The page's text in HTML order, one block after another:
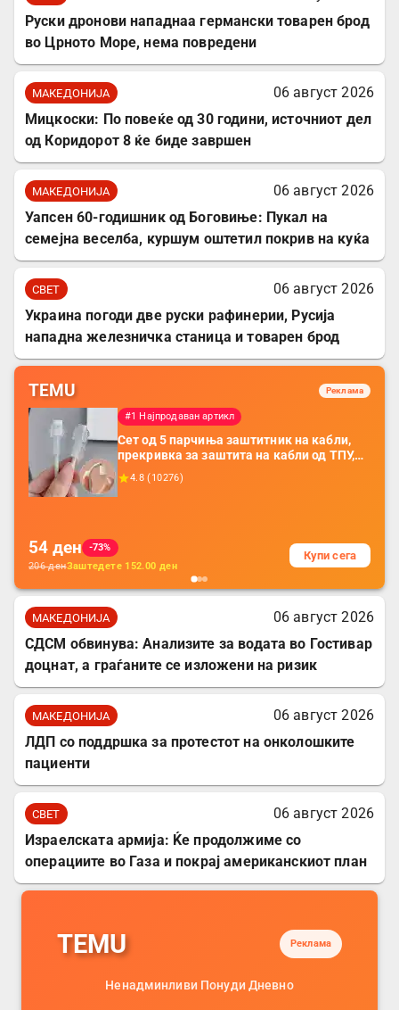
Руски дронови нападнаа германски товарен брод
во Црното Море, нема повредени
МАКЕДОНИЈА
06 август 2026
Мицкоски: По повеќе од 30 години, источниот дел
од Коридорот 8 ќе биде завршен
МАКЕДОНИЈА
06 август 2026
Уапсен 60-годишник од Боговиње: Пукал на
семејна веселба, куршум оштетил покрив на куќа
СВЕТ
06 август 2026
Украина погоди две руски рафинерии, Русија
нападна железничка станица и товарен брод
TEMU Реклама
#1 Најпродаван артикл
Сет од 5 парчиња заштитник на кабли,
прекривка за заштита на кабли од ТПУ,
додатоци за заштита на кабли, без
батерија, за мобилни телефони, комплет
4.8 ( 10276)
54 ден
-73%
206денЗаштедете 152.00 ден
Купи сега
МАКЕДОНИЈА
06 август 2026
СДСМ обвинува: Анализите за водата во Гостивар
доцнат, а граѓаните се изложени на ризик
МАКЕДОНИЈА
06 август 2026
ЛДП со поддршка за протестот на онколошките
пациенти
СВЕТ
06 август 2026
Израелската армија: Ќе продолжиме со
операциите во Газа и покрај американскиот план
TEMU Реклама
Ненадминливи Понуди Дневно